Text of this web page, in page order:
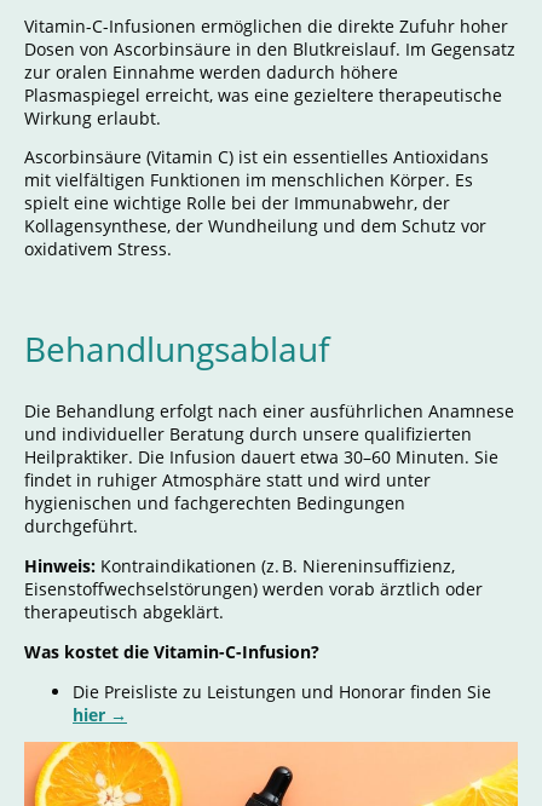
Vitamin-C-Infusionen ermöglichen die direkte Zufuhr hoher
Dosen von Ascorbinsäure in den Blutkreislauf. Im Gegensatz
zur oralen Einnahme werden dadurch höhere
Plasmaspiegel erreicht, was eine gezieltere therapeutische
Wirkung erlaubt.
Ascorbinsäure (Vitamin C) ist ein essentielles Antioxidans
mit vielfältigen Funktionen im menschlichen Körper. Es
spielt eine wichtige Rolle bei der Immunabwehr, der
Kollagensynthese, der Wundheilung und dem Schutz vor
oxidativem Stress.
Behandlungsablauf
Die Behandlung erfolgt nach einer ausführlichen Anamnese
und individueller Beratung durch unsere qualifizierten
Heilpraktiker. Die Infusion dauert etwa 30–60 Minuten. Sie
findet in ruhiger Atmosphäre statt und wird unter
hygienischen und fachgerechten Bedingungen
durchgeführt.
Hinweis: Kontraindikationen (z. B. Niereninsuffizienz,
Eisenstoffwechselstörungen) werden vorab ärztlich oder
therapeutisch abgeklärt.
Was kostet die Vitamin-C-Infusion?
Die Preisliste zu Leistungen und Honorar finden Sie
hier →